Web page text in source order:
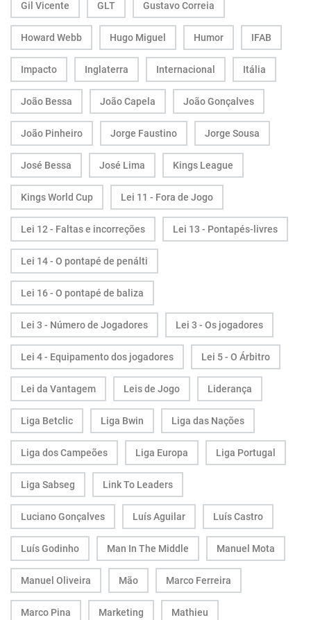
Gil Vicente GLT Gustavo Correia
Howard Webb Hugo Miguel Humor IFAB
Impacto Inglaterra Internacional Itália
João Bessa João Capela João Gonçalves
João Pinheiro Jorge Faustino Jorge Sousa
José Bessa José Lima Kings League
Kings World Cup Lei 11 - Fora de Jogo
Lei 12 - Faltas e incorreções Lei 13 - Pontapés-livres
Lei 14 - O pontapé de penálti
Lei 16 - O pontapé de baliza
Lei 3 - Número de Jogadores Lei 3 - Os jogadores
Lei 4 - Equipamento dos jogadores Lei 5 - O Árbitro
Lei da Vantagem Leis de Jogo Liderança
Liga Betclic Liga Bwin Liga das Nações
Liga dos Campeões Liga Europa Liga Portugal
Liga Sabseg Link To Leaders
Luciano Gonçalves Luís Aguilar Luís Castro
Luís Godinho Man In The Middle Manuel Mota
Manuel Oliveira Mão Marco Ferreira
Marco Pina Marketing Mathieu